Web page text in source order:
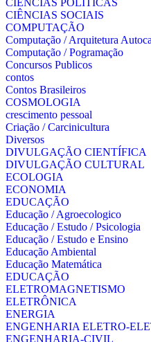
CIÊNCIAS POLÍTICAS
CIÊNCIAS SOCIAIS
COMPUTAÇÃO
Computação / Arquitetura
Computação / Pogramação
Concursos Publicos
contos
Contos Brasileiros
COSMOLOGIA
crescimento pessoal
Criação / Carcinicultura
Diversos
DIVULGAÇÃO CIENTÍFICA
DIVULGAÇÃO CULTURAL
ECOLOGIA
ECONOMIA
EDUCAÇÃO
Educação / Agroecologico
Educação / Estudo / Psicologia
Educação / Estudo e Ensino
Educação Ambiental
Educação Matemática
EDUCAÇÃO
ELETROMAGNETISMO
ELETRÔNICA
ENERGIA
ENGENHARIA ELETRO-
ENGENHARIA-CIVIL